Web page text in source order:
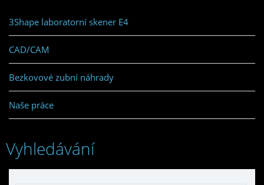
3Shape laboratorní skener E4
CAD/CAM
Bezkovové zubní náhrady
Naše práce
Vyhledávání